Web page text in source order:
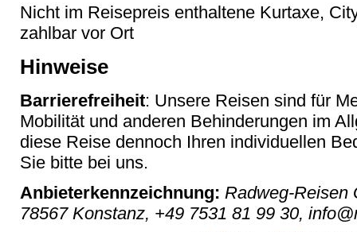
Nicht im Reisepreis enthaltene Kurtaxe,
zahlbar vor Ort
Hinweise
Barrierefreiheit: Unsere Reisen sind für
Mobilität und anderen Behinderungen im
diese Reise dennoch Ihren individuellen
Sie bitte bei uns.
Anbieterkennzeichnung: Radweg-Reisen
78567 Konstanz, +49 7531 81 99 30,